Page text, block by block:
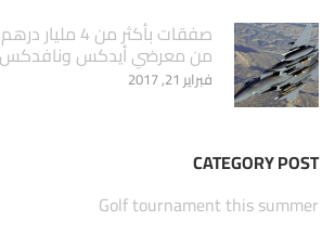
صفقات بأكثر من
من معرضي أيدكس ونافدكس 2017
فبراير 21, 2017
CATEGORY POST
Golf tournament this summer